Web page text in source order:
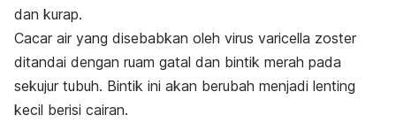
dan kurap.
Cacar air yang disebabkan oleh virus varicella zoster
ditandai dengan ruam gatal dan bintik merah pada
sekujur tubuh. Bintik ini akan berubah menjadi lenting
kecil berisi cairan.